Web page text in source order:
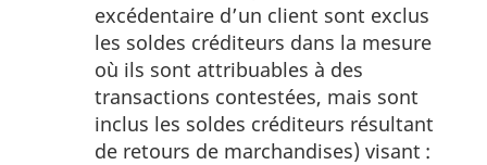
excédentaire d’un client sont exclus
les soldes créditeurs dans la mesure
où ils sont attribuables à des
transactions contestées, mais sont
inclus les soldes créditeurs résultant
de retours de marchandises) visant :